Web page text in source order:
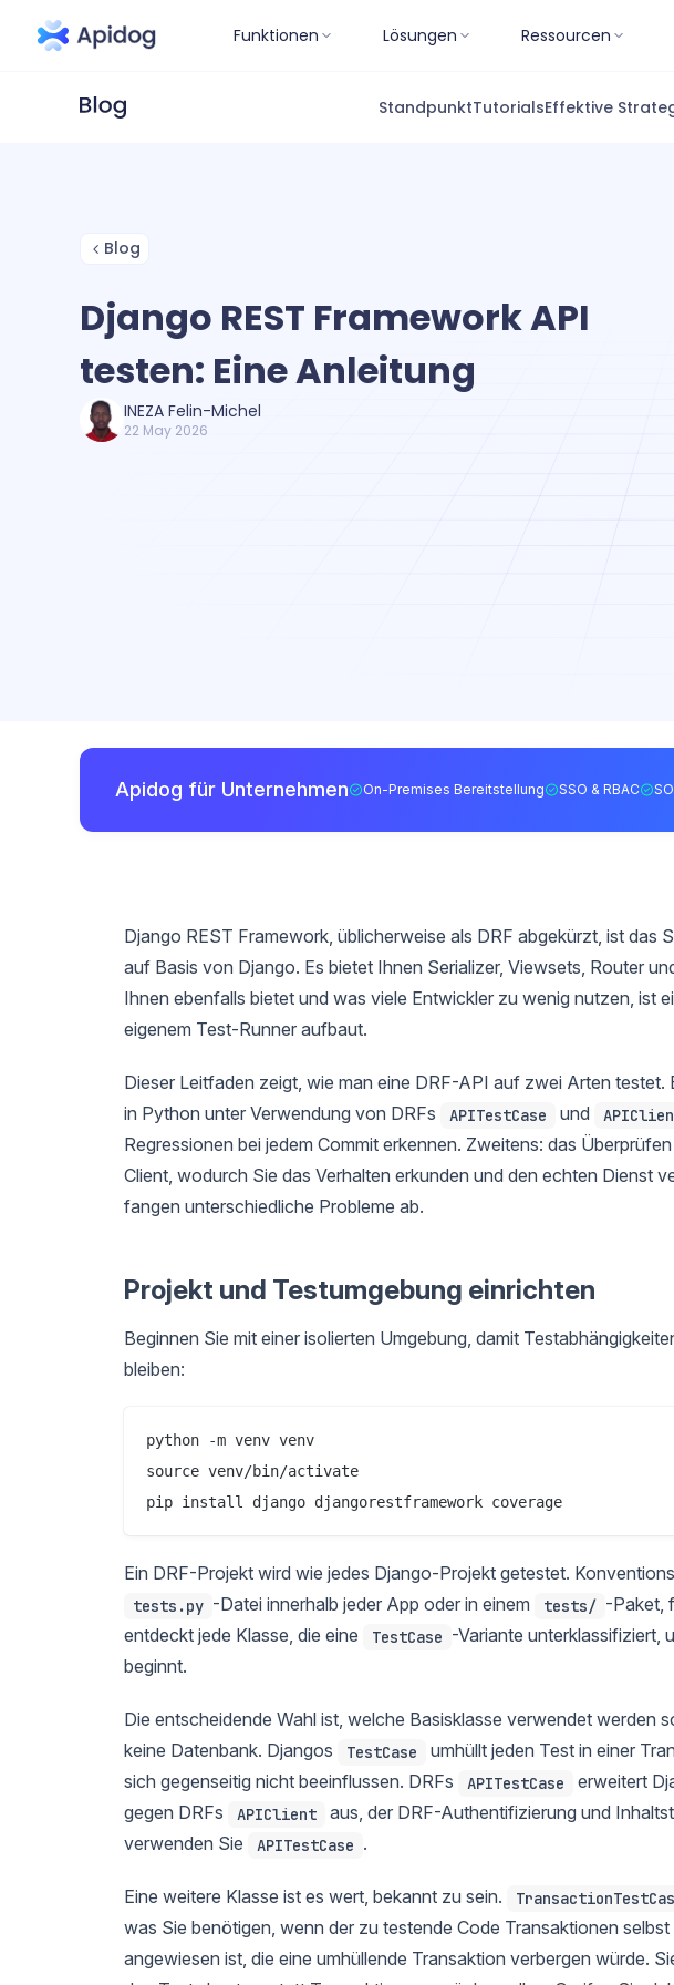
Funktionen Lösungen Ressourcen
StandpunktTutorialsEffektive
Blog
Django REST Framework API
testen: Eine Anleitung
INEZA Felin-Michel
22 May 2026
Apidog für Unternehmen On-Premises Bereitstellung SSO & RBAC
Django REST Framework, üblicherweise als DRF abgekürzt, ist das
auf Basis von Django. Es bietet Ihnen Serializer, Viewsets, Router
Ihnen ebenfalls bietet und was viele Entwickler zu wenig nutzen, ist
eigenem Test-Runner aufbaut.
Dieser Leitfaden zeigt, wie man eine DRF-API auf zwei Arten testet.
in Python unter Verwendung von DRFs
APITestCase und
Regressionen bei jedem Commit erkennen. Zweitens: das
Client, wodurch Sie das Verhalten erkunden und den echten Dienst
fangen unterschiedliche Probleme ab.
Projekt und Testumgebung einrichten
Beginnen Sie mit einer isolierten Umgebung, damit
bleiben:
python -m venv venv
source venv/bin/activate
Ein DRF-Projekt wird wie jedes Django-Projekt getestet.
tests.py -Datei innerhalb jeder App oder in einem tests/ -Paket,
entdeckt jede Klasse, die eine
TestCase -Variante unterklassifiziert,
beginnt.
Die entscheidende Wahl ist, welche Basisklasse verwendet werden
keine Datenbank. Djangos
TestCase
umhüllt jeden Test in einer
sich gegenseitig nicht beeinflussen. DRFs
APITestCase erweitert
gegen DRFs
APIClient
aus, der DRF-Authentifizierung und
verwenden Sie
APITestCase .
Eine weitere Klasse ist es wert, bekannt zu sein.
was Sie benötigen, wenn der zu testende Code Transaktionen
angewiesen ist, die eine umhüllende Transaktion verbergen würde.